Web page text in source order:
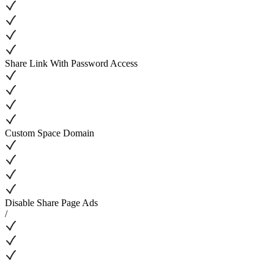
Share Link With Password Access
Custom Space Domain
Disable Share Page Ads
/